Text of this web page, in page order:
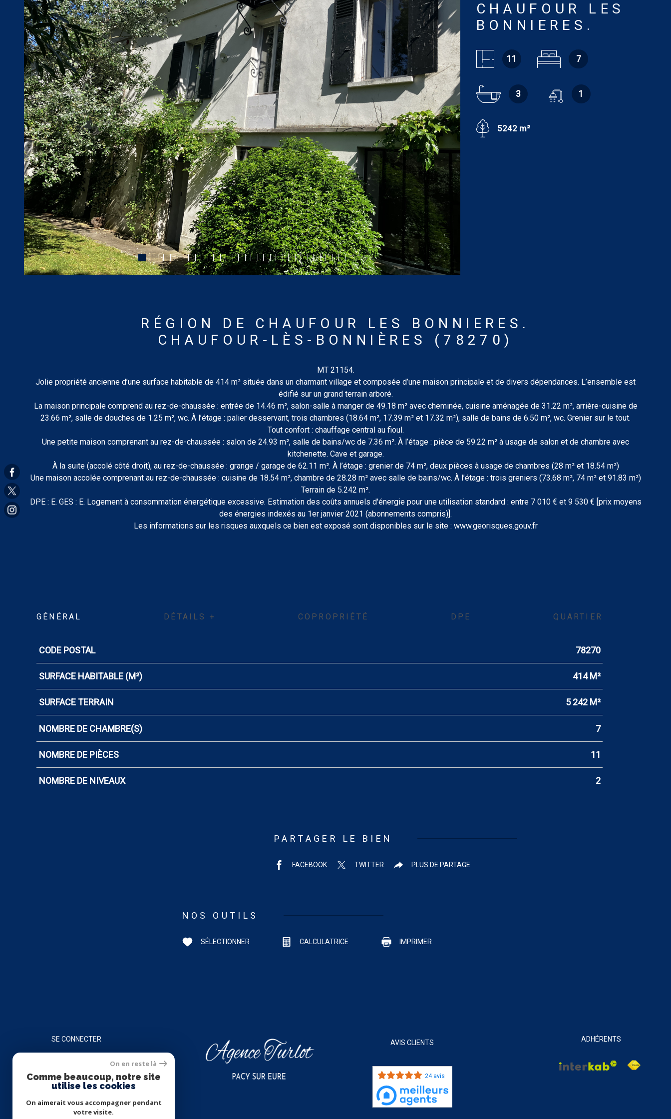
CHAUFOUR LES
BONNIERES.
11 7
3 1
5242 m²
RÉGION DE CHAUFOUR LES BONNIERES.
CHAUFOUR-LÈS-BONNIÈRES (78270)
MT 21154.
Jolie propriété ancienne d’une surface habitable de 414 m² située dans un charmant village et composée d’une maison principale et de divers dépendances. L’ensemble est
édifié sur un grand terrain arboré.
La maison principale comprend au rez-de-chaussée : entrée de 14.46 m², salon-salle à manger de 49.18 m² avec cheminée, cuisine aménagée de 31.22 m², arrière-cuisine de
23.66 m², salle de douches de 1.25 m², wc. À l’étage : palier desservant, trois chambres (18.64 m², 17.39 m² et 17.32 m²), salle de bains de 6.50 m², wc. Grenier sur le tout.
Tout confort : chauffage central au fioul.
Une petite maison comprenant au rez-de-chaussée : salon de 24.93 m², salle de bains/wc de 7.36 m². À l’étage : pièce de 59.22 m² à usage de salon et de chambre avec
kitchenette. Cave et garage.
À la suite (accolé côté droit), au rez-de-chaussée : grange / garage de 62.11 m². À l’étage : grenier de 74 m², deux pièces à usage de chambres (28 m² et 18.54 m²)
Une maison accolée comprenant au rez-de-chaussée : cuisine de 18.54 m², chambre de 28.28 m² avec salle de bains/wc. À l’étage : trois greniers (73.68 m², 74 m² et 91.83 m²)
Terrain de 5.242 m².
DPE : E. GES : E. Logement à consommation énergétique excessive. Estimation des coûts annuels d'énergie pour une utilisation standard : entre 7 010 € et 9 530 € [prix moyens
des énergies indexés au 1er janvier 2021 (abonnements compris)].
Les informations sur les risques auxquels ce bien est exposé sont disponibles sur le site : www.georisques.gouv.fr
GÉNÉRAL DÉTAILS + COPROPRIÉTÉ DPE QUARTIER
Caractérisque Valeurs
CODE POSTAL 78270
SURFACE HABITABLE (M²) 414 M²
SURFACE TERRAIN 5 242 M²
NOMBRE DE CHAMBRE(S) 7
NOMBRE DE PIÈCES 11
NOMBRE DE NIVEAUX 2
PARTAGER LE BIEN
FACEBOOK TWITTER PLUS DE PARTAGE
NOS OUTILS
SÉLECTIONNER CALCULATRICE IMPRIMER
SE CONNECTER
ESPACE PROPRIÉTAIRE
AVIS CLIENTS
24 avis
ADHÉRENTS
On en reste là
Comme beaucoup, notre site
utilise les cookies
On aimerait vous accompagner pendant
votre visite.